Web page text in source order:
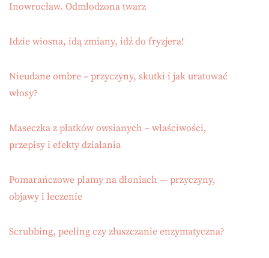
Inowrocław. Odmłodzona twarz
Idzie wiosna, idą zmiany, idź do fryzjera!
Nieudane ombre – przyczyny, skutki i jak uratować
włosy?
Maseczka z płatków owsianych – właściwości,
przepisy i efekty działania
Pomarańczowe plamy na dłoniach — przyczyny,
objawy i leczenie
Scrubbing, peeling czy złuszczanie enzymatyczna?